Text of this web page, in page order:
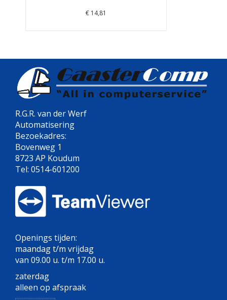
€ 14,81
R.G.R. van der Werf
Automatisering
Bezoekadres:
Bovenweg 1
8723 AP Koudum
Tel: 0514-601200
Openings tijden:
maandag t/m vrijdag
van 09.00 u. t/m 17.00 u.
zaterdag
alleen op afspraak